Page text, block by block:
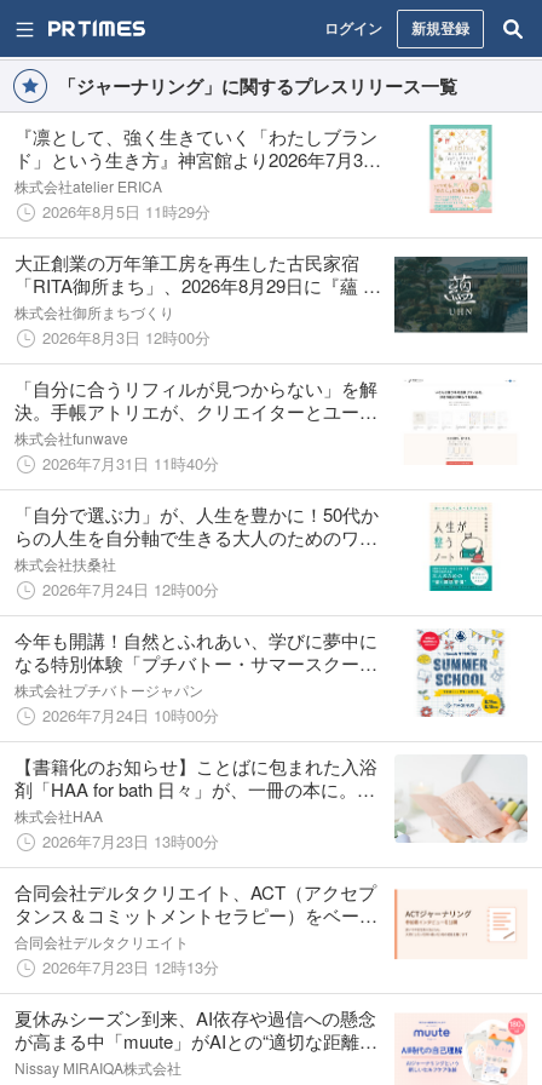
ログイン 新規登録
「ジャーナリング」に関するプレスリリース一覧
『凛として、強く生きていく「わたしブラン
ド」という生き方』神宮館より2026年7月31
日発売
株式会社atelier ERICA
2026年8月5日 11時29分
大正創業の万年筆工房を再生した古民家宿
「RITA御所まち」、2026年8月29日に『蘊 奈
良 万年筆本舗』へリブランドオープン
株式会社御所まちづくり
2026年8月3日 12時00分
「自分に合うリフィルが見つからない」を解
決。手帳アトリエが、クリエイターとユーザ
ーを繋ぐ『リフィルショップ』の先行稼働を
開始。
株式会社funwave
2026年7月31日 11時40分
「自分で選ぶ力」が、人生を豊かに！50代か
らの人生を自分軸で生きる大人のためのワー
クブック『人生が整うノート』7月30日に発
売！
株式会社扶桑社
2026年7月24日 12時00分
今年も開講！自然とふれあい、学びに夢中に
なる特別体験「プチバトー・サマースクー
ル」を開催
株式会社プチバトージャパン
2026年7月24日 10時00分
【書籍化のお知らせ】ことばに包まれた入浴
剤「HAA for bath 日々」が、一冊の本に。エ
ッセイの一般公募をスタート。
株式会社HAA
2026年7月23日 13時00分
合同会社デルタクリエイト、ACT（アクセプ
タンス＆コミットメントセラピー）をベース
にしたオンラインジャーナリングプログラム
『ACTジャーナリング』のオウンドメディア
を公開
合同会社デルタクリエイト
2026年7月23日 12時13分
夏休みシーズン到来、AI依存や過信への懸念
が高まる中「muute」がAIとの“適切な距離
感”を提言 「答えを教えすぎないAI」を設計
Nissay MIRAIQA株式会社